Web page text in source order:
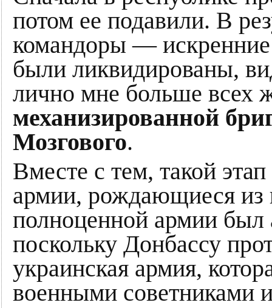
потом ее подавили. В
командоры —
были ликвидированы,
лично мне больше всех
механизированной
Мозгового.
Вместе с тем, такой
армии, рождающиеся из
полноценной армии был
поскольку Донбассу
украинская армия,
военными